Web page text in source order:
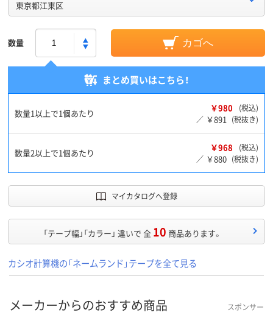
東京都江東区
数量 カゴへ
まとめ買いはこちら！
数量1以上で1個あたり ￥980
(税込)
／ ￥891 (税抜き)
数量2以上で1個あたり ￥968
(税込)
／ ￥880 (税抜き)
マイカタログへ登録
「テープ幅」「カラー」 違いで 全 10 商品あります。
カシオ計算機の「ネームランド」テープを全て見る
メーカーからのおすすめ商品 スポンサー